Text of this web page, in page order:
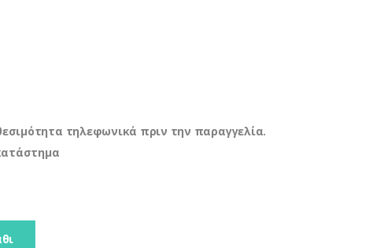
τηλεφωνικά πριν την παραγγελία.